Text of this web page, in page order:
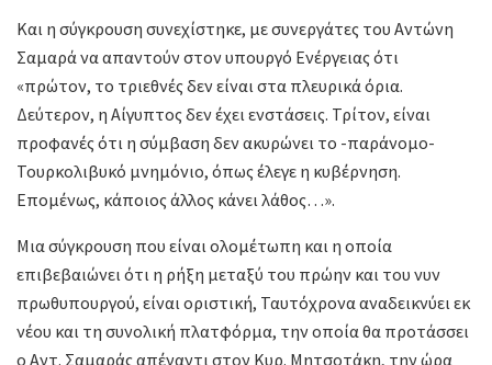
Και η σύγκρουση συνεχίστηκε, με συνεργάτες του Αντώνη
Σαμαρά να απαντούν στον υπουργό Ενέργειας ότι
«πρώτον, το τριεθνές δεν είναι στα πλευρικά όρια.
Δεύτερον, η Αίγυπτος δεν έχει ενστάσεις. Τρίτον, είναι
προφανές ότι η σύμβαση δεν ακυρώνει το -παράνομο-
Τουρκολιβυκό μνημόνιο, όπως έλεγε η κυβέρνηση.
Επομένως, κάποιος άλλος κάνει λάθος…».
Μια σύγκρουση που είναι ολομέτωπη και η οποία
επιβεβαιώνει ότι η ρήξη μεταξύ του πρώην και του νυν
πρωθυπουργού, είναι οριστική, Ταυτόχρονα αναδεικνύει εκ
νέου και τη συνολική πλατφόρμα, την οποία θα προτάσσει
ο Αντ. Σαμαράς απέναντι στον Κυρ. Μητσοτάκη, την ώρα